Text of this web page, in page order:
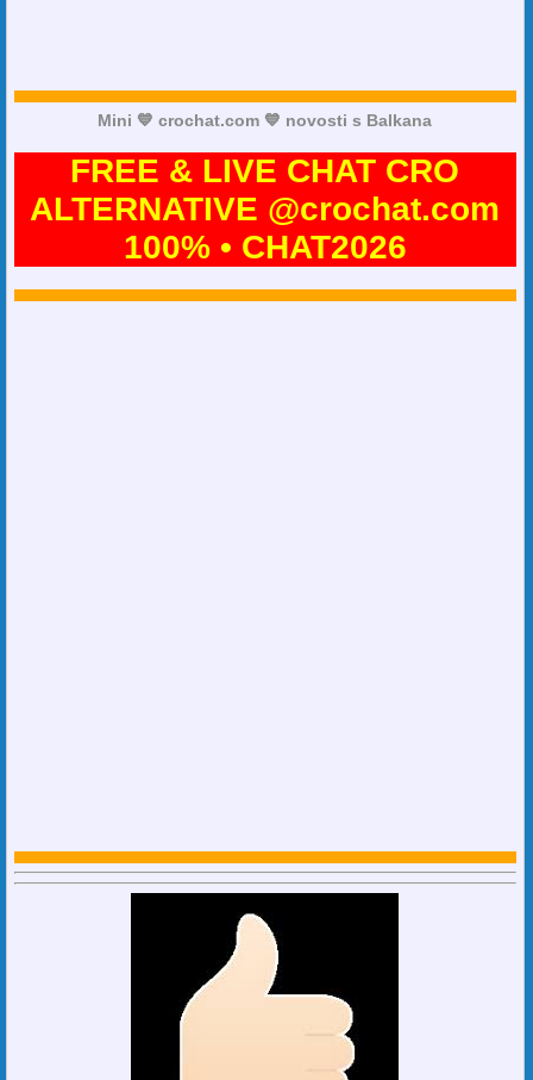
Mini 💙 crochat.com 💙 novosti s Balkana
FREE & LIVE CHAT CRO
ALTERNATIVE @crochat.com
100% • CHAT2026